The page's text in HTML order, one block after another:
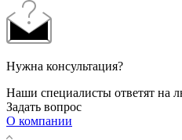
Нужна консультация?
Наши специалисты ответят на
Задать вопрос
О компании